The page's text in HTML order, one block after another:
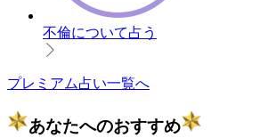
不倫について占う
プレミアム占い一覧へ
あなたへのおすすめ